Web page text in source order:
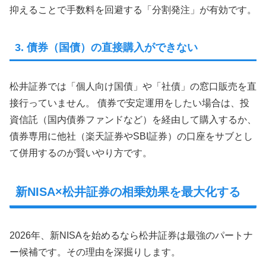
抑えることで手数料を回避する「分割発注」が有効です。
3. 債券（国債）の直接購入ができない
松井証券では「個人向け国債」や「社債」の窓口販売を直
接行っていません。 債券で安定運用をしたい場合は、投
資信託（国内債券ファンドなど）を経由して購入するか、
債券専用に他社（楽天証券やSBI証券）の口座をサブとし
て併用するのが賢いやり方です。
新NISA×松井証券の相乗効果を最大化する
2026年、新NISAを始めるなら松井証券は最強のパートナ
ー候補です。その理由を深掘りします。